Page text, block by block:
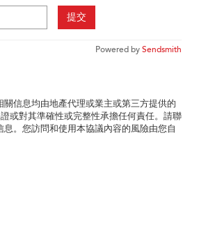
提交
Powered bySendsmith
關信息均由地產代理或業主或第三方提供的
或對其準確性或完整性承擔任何責任。請聯
。您訪問和使用本協議內容的風險由您自